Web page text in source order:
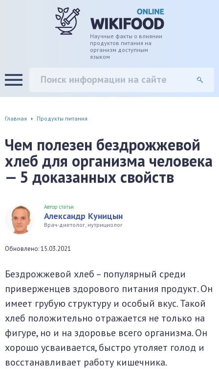
Научные факты о влиянии
продуктов питания на
организм доступным
языком
Главная Продукты питания
Чем полезен бездрожжевой
хлеб для организма человека
— 5 доказанных свойств
Автор статьи
Александр Куницын
Врач-диетолог, нутрициолог
Обновлено: 15.03.2021
Бездрожжевой хлеб – популярный среди
приверженцев здорового питания продукт. Он
имеет грубую структуру и особый вкус. Такой
хлеб положительно отражается не только на
фигуре, но и на здоровье всего организма. Он
хорошо усваивается, быстро утоляет голод и
восстанавливает работу кишечника.
ЖКТ
система
система
суставы, мышцы
сужение сосудов
от депрессии и